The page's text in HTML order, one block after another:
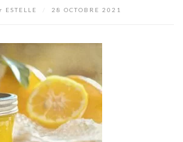
ESTELLE 28 OCTOBRE 2021